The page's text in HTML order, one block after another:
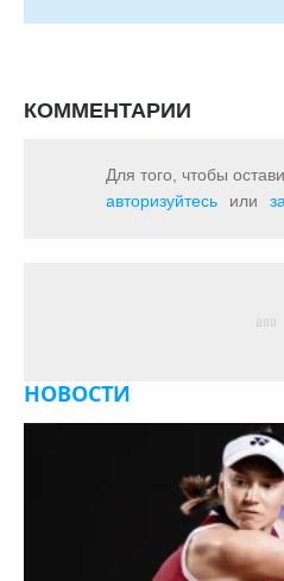
КОММЕНТАРИИ
Для того, чтобы
авторизуйтесь
или
НОВОСТИ